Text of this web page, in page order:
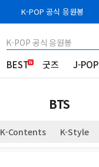
K-POP 공식 응원봉
K-POP 공식 응원봉
BEST 굿즈 J-POP
BTS
K-Contents K-Style